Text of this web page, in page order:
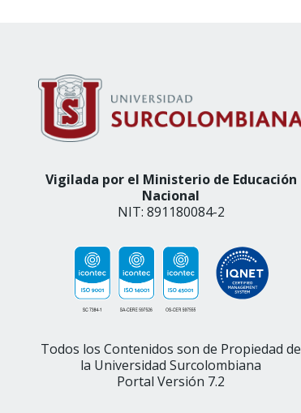
Vigilada por el Ministerio de Educación
Nacional
NIT: 891180084-2
Todos los Contenidos son de Propiedad de
la Universidad Surcolombiana
Portal Versión 7.2